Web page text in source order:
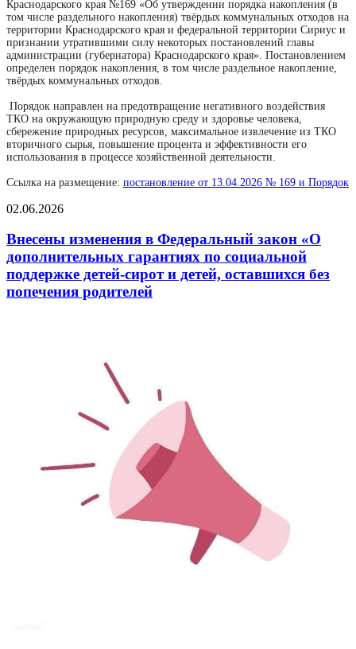
Краснодарского края №169 «Об утверждении порядка накопления (в
том числе раздельного накопления) твёрдых коммунальных отходов на
территории Краснодарского края и федеральной территории Сириус и
признании утратившими силу некоторых постановлений главы
администрации (губернатора) Краснодарского края». Постановлением
определен порядок накопления, в том числе раздельное накопление,
твёрдых коммунальных отходов.
Порядок направлен на предотвращение негативного воздействия
ТКО на окружающую природную среду и здоровье человека,
сбережение природных ресурсов, максимальное извлечение из ТКО
вторичного сырья, повышение процента и эффективности его
использования в процессе хозяйственной деятельности.
Ссылка на размещение: постановление от 13.04.2026 № 169 и Порядок
02.06.2026
Внесены изменения в Федеральный закон «О
дополнительных гарантиях по социальной
поддержке детей-сирот и детей, оставшихся без
попечения родителей